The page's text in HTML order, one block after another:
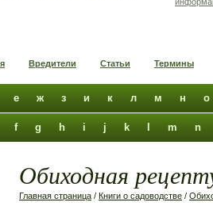
Вредители Статьи Термины
е ж з и к л м н о
f g h i j k m n
Обиходная
Главная страница / Книги о садоводстве /